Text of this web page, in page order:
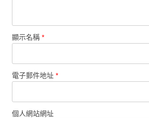
顯示名稱 *
電子郵件地址 *
個人網站網址